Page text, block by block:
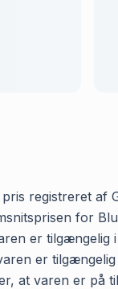
registreret
for
er
er
at varen er på